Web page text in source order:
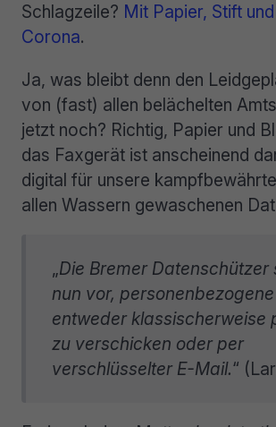
Schlagzeile? Mit Papier, Stift
Corona.
Ja, was bleibt denn den
von (fast) allen belächelten
jetzt noch? Richtig, Papier und
das Faxgerät ist anscheinend
digital für unsere
allen Wassern gewaschenen
„Die Bremer Datenschützer
nun vor,
entweder klassischerweise
zu verschicken oder per
verschlüsselter E-Mail.“